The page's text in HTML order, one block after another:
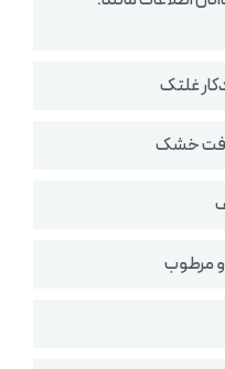
غلتک
خشک
مرطوب